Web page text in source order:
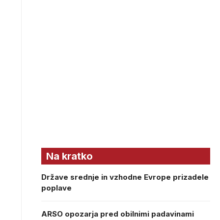
Na kratko
Države srednje in vzhodne Evrope prizadele
poplave
ARSO opozarja pred obilnimi padavinami